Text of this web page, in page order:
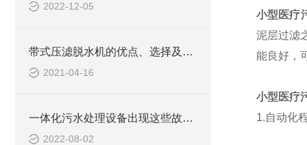
2022-12-05
带式压滤脱水机的优点、选择及工作原理介绍
2021-04-16
一体化污水处理设备出现这些故障要怎么办？
2022-08-02
小型医疗
泥层过滤
能良好，
小型医疗
1.自动化